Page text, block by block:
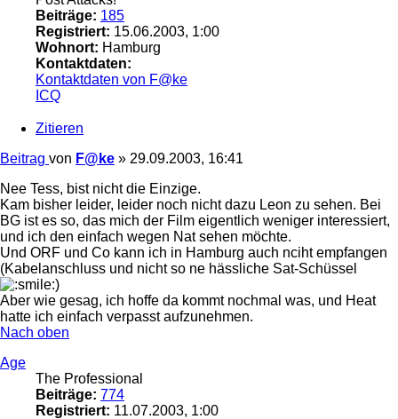
Beiträge: 185
Registriert: 15.06.2003, 1:00
Wohnort: Hamburg
Kontaktdaten:
Kontaktdaten von F@ke
ICQ
Zitieren
Beitrag von F@ke » 29.09.2003, 16:41
Nee Tess, bist nicht die Einzige.
Kam bisher leider, leider noch nicht dazu Leon zu sehen. Bei
BG ist es so, das mich der Film eigentlich weniger interessiert,
und ich den einfach wegen Nat sehen möchte.
Und ORF und Co kann ich in Hamburg auch nciht empfangen
(Kabelanschluss und nicht so ne hässliche Sat-Schüssel
)
Aber wie gesag, ich hoffe da kommt nochmal was, und Heat
hatte ich einfach verpasst aufzunehmen.
Nach oben
Age
The Professional
Beiträge: 774
Registriert: 11.07.2003, 1:00